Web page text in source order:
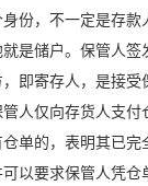
份，不一定是存
是储户。保管人签
即寄存人，是接受
人仅向存货人支
单的，表明其已
以要求保管人凭仓